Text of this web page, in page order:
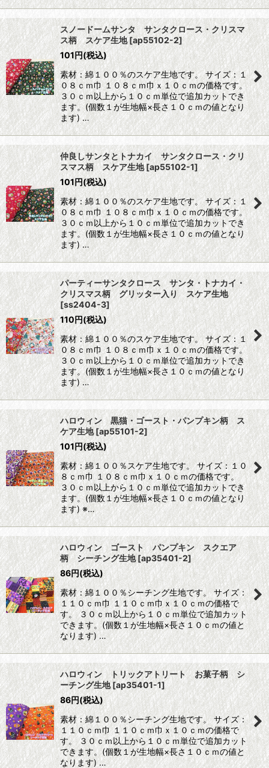
スノードームサンタ サンタクロース・クリスマ
ス柄 スケア生地[ap55102-2]
101円(税込)
素材：綿１００％のスケア生地です。 サイズ：１
０８ｃｍ巾 １０８ｃｍ巾ｘ１０ｃｍの価格です。
３０ｃｍ以上から１０ｃｍ単位で追加カットでき
ます。(個数１が生地幅×長さ１０ｃｍの値となり
ます) …
仲良しサンタとトナカイ サンタクロース・クリ
スマス柄 スケア生地 [ap55102-1]
101円(税込)
素材：綿１００％のスケア生地です。 サイズ：１
０８ｃｍ巾 １０８ｃｍ巾ｘ１０ｃｍの価格です。
３０ｃｍ以上から１０ｃｍ単位で追加カットでき
ます。(個数１が生地幅×長さ１０ｃｍの値となり
ます) …
パーティーサンタクロース サンタ・トナカイ・
クリスマス柄 グリッター入り スケア生地
[ss2404-3]
110円(税込)
素材：綿１００％のスケア生地です。 サイズ：１
０８ｃｍ巾 １０８ｃｍ巾ｘ１０ｃｍの価格です。
３０ｃｍ以上から１０ｃｍ単位で追加カットでき
ます。(個数１が生地幅×長さ１０ｃｍの値となり
ます) …
ハロウィン 黒猫・ゴースト・パンプキン柄 ス
ケア生地 [ap55101-2]
101円(税込)
素材：綿１００％スケア生地です。 サイズ：１０
８ｃｍ巾 １０８ｃｍ巾ｘ１０ｃｍの価格です。
３０ｃｍ以上から１０ｃｍ単位で追加カットでき
ます。(個数１が生地幅×長さ１０ｃｍの値となり
ます) ※…
ハロウィン ゴースト パンプキン スクエア
柄 シーチング生地 [ap35401-2]
86円(税込)
素材：綿１００％シーチング生地です。 サイズ：
１１０ｃｍ巾 １１０ｃｍ巾ｘ１０ｃｍの価格で
す。 ３０ｃｍ以上から１０ｃｍ単位で追加カット
できます。(個数１が生地幅×長さ１０ｃｍの値と
なります) …
ハロウィン トリックアトリート お菓子柄 シ
ーチング生地[ap35401-1]
86円(税込)
素材：綿１００％シーチング生地です。 サイズ：
１１０ｃｍ巾 １１０ｃｍ巾ｘ１０ｃｍの価格で
す。 ３０ｃｍ以上から１０ｃｍ単位で追加カット
できます。(個数１が生地幅×長さ１０ｃｍの値と
なります) …